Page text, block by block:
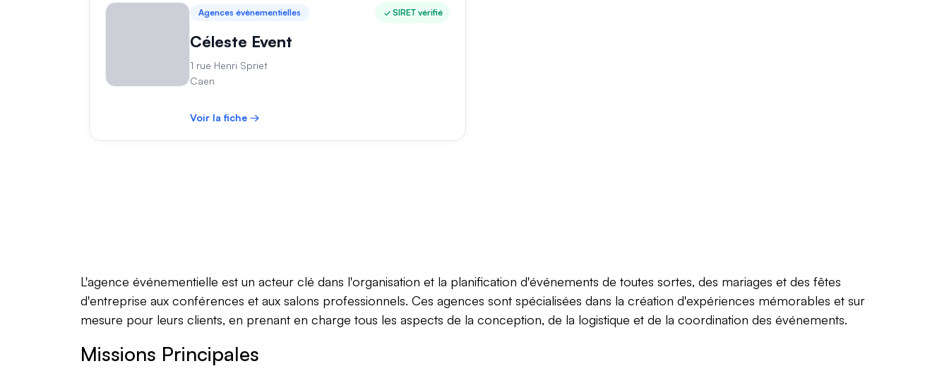
Agences évènementielles SIRET vérifié
Céleste Event
1 rue Henri Spriet
Caen
Voir la fiche →
L'agence événementielle est un acteur clé dans l'organisation et la planification d'événements de toutes sortes, des mariages et des fêtes
d'entreprise aux conférences et aux salons professionnels. Ces agences sont spécialisées dans la création d'expériences mémorables et sur
mesure pour leurs clients, en prenant en charge tous les aspects de la conception, de la logistique et de la coordination des événements.
Missions Principales